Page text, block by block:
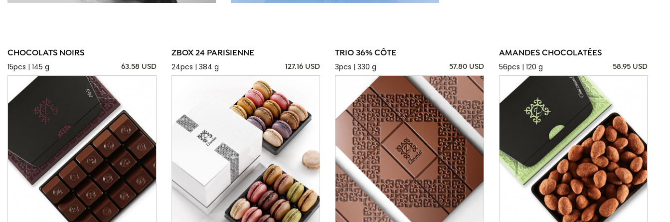
CHOCOLATS NOIRS
15pcs | 145 g
63.58 USD
ZBOX 24 PARISIENNE
24pcs | 384 g
127.16 USD
TRIO 36% CÔTE
3pcs | 330 g
57.80 USD
AMANDES CHOCOLATÉES
56pcs | 120 g
58.95 USD